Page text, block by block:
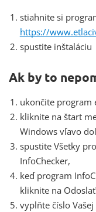
stiahnite si
https://
spustite inštaláciu
Ak by to
ukončite program
kliknite na štart
Windows vľavo
spustite Všetky
InfoChecker,
keď program
kliknite na
vyplňte číslo